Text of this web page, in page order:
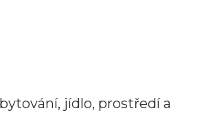
jídlo, prostředí a